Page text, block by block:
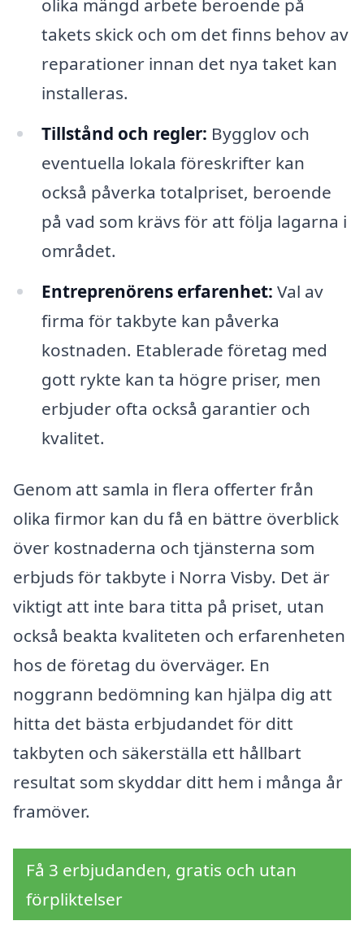
olika mängd arbete beroende på
takets skick och om det finns behov av
reparationer innan det nya taket kan
installeras.
Tillstånd och regler: Bygglov och
eventuella lokala föreskrifter kan
också påverka totalpriset, beroende
på vad som krävs för att följa lagarna i
området.
Entreprenörens erfarenhet: Val av
firma för takbyte kan påverka
kostnaden. Etablerade företag med
gott rykte kan ta högre priser, men
erbjuder ofta också garantier och
kvalitet.
Genom att samla in flera offerter från
olika firmor kan du få en bättre överblick
över kostnaderna och tjänsterna som
erbjuds för takbyte i Norra Visby. Det är
viktigt att inte bara titta på priset, utan
också beakta kvaliteten och erfarenheten
hos de företag du överväger. En
noggrann bedömning kan hjälpa dig att
hitta det bästa erbjudandet för ditt
takbyten och säkerställa ett hållbart
resultat som skyddar ditt hem i många år
framöver.
Få 3 erbjudanden, gratis och utan
förpliktelser